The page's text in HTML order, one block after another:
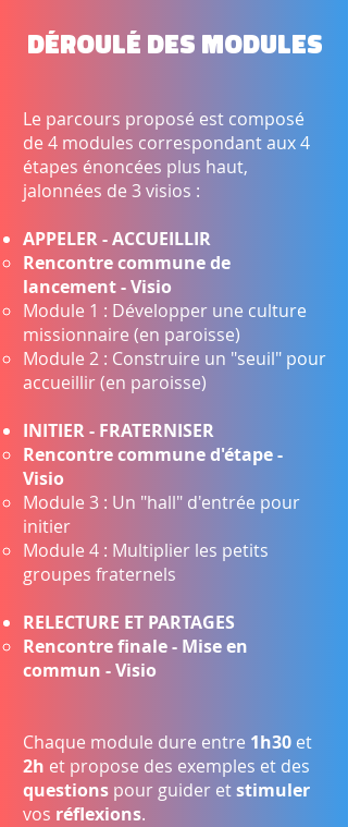
Déroulé des modules
Le parcours proposé est composé
de 4 modules correspondant aux 4
étapes énoncées plus haut,
jalonnées de 3 visios :
APPELER - ACCUEILLIR
Rencontre commune de
lancement - Visio
Module 1 : Développer une culture
missionnaire (en paroisse)
Module 2 : Construire un "seuil" pour
accueillir (en paroisse)
INITIER - FRATERNISER
Rencontre commune d'étape -
Visio​
Module 3 : Un "hall" d'entrée pour
initier​
Module 4 : Multiplier les petits
groupes fraternels
RELECTURE ET PARTAGES
Rencontre finale - Mise en
commun - Visio​
Chaque module dure entre 1h30 et
2h et propose des exemples et des
questions pour guider etstimuler
vos réflexions.